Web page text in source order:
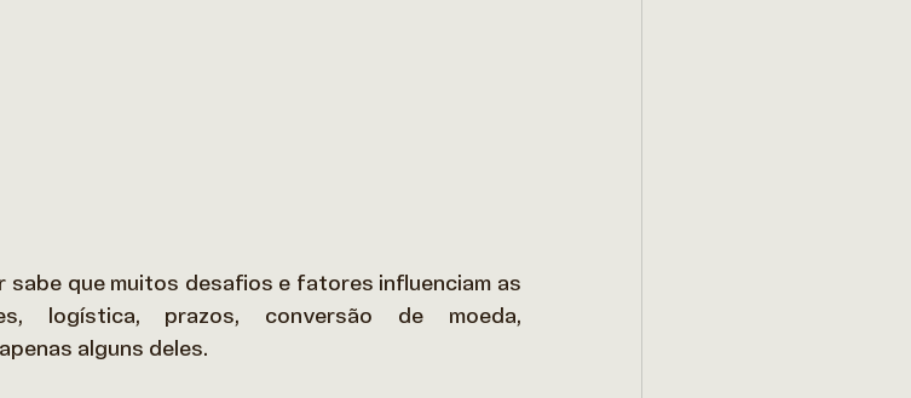
sabe que muitos desafios e fatores influenciam as
logística, prazos, conversão de moeda,
alguns deles.